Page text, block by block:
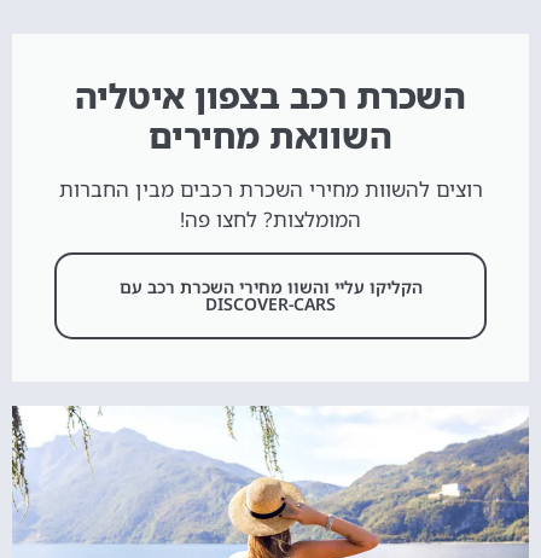
השכרת רכב בצפון איטליה
השוואת מחירים
רוצים להשוות מחירי השכרת רכבים מבין החברות
המומלצות? לחצו פה!
הקליקו עליי והשוו מחירי השכרת רכב עם
DISCOVER-CARS